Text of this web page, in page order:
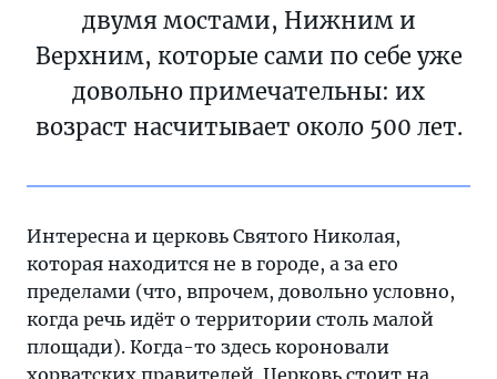
двумя мостами, Нижним и
Верхним, которые сами по себе уже
довольно примечательны: их
возраст насчитывает около 500 лет.
Интересна и церковь Святого Николая,
которая находится не в городе, а за его
пределами (что, впрочем, довольно условно,
когда речь идёт о территории столь малой
площади). Когда-то здесь короновали
хорватских правителей. Церковь стоит на